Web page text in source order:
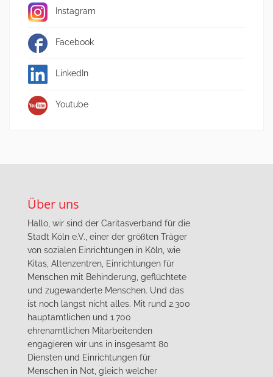
Instagram
Facebook
LinkedIn
Youtube
Über uns
Hallo, wir sind der Caritasverband für die
Stadt Köln e.V., einer der größten Träger
von sozialen Einrichtungen in Köln, wie
Kitas, Altenzentren, Einrichtungen für
Menschen mit Behinderung, geflüchtete
und zugewanderte Menschen. Und das
ist noch längst nicht alles. Mit rund 2.300
hauptamtlichen und 1.700
ehrenamtlichen Mitarbeitenden
engagieren wir uns in insgesamt 80
Diensten und Einrichtungen für
Menschen in Not, gleich welcher